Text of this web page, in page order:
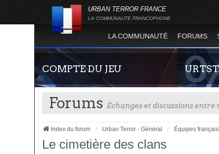
URBAN TERROR FRANCE
LA COMMUNAUTE FRANCOPHONE
LA COMMUNAUTÉ FORUMS
COMPTE DU JEU
Forums Échanges et discussions
Index du forum Urban Terror - Général Équipes
Le cimetière des clans